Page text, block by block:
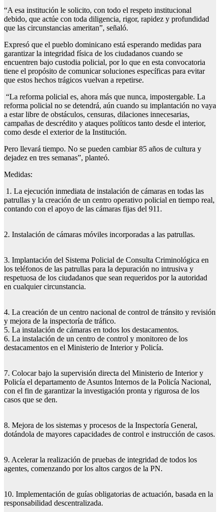
“A esa institución le solicito, con todo el respeto institucional
debido, que actúe con toda diligencia, rigor, rapidez y profundidad
que las circunstancias ameritan”, señaló.
Expresó que el pueblo dominicano está esperando medidas para
garantizar la integridad física de los ciudadanos cuando se
encuentren bajo custodia policial, por lo que en esta convocatoria
tiene el propósito de comunicar soluciones específicas para evitar
que estos hechos trágicos vuelvan a repetirse.
“La reforma policial es, ahora más que nunca, impostergable. La
reforma policial no se detendrá, aún cuando su implantación no vaya
a estar libre de obstáculos, censuras, dilaciones innecesarias,
campañas de descrédito y ataques políticos tanto desde el interior,
como desde el exterior de la Institución.
Pero llevará tiempo. No se pueden cambiar 85 años de cultura y
dejadez en tres semanas”, planteó.
Medidas:
1. La ejecución inmediata de instalación de cámaras en todas las
patrullas y la creación de un centro operativo policial en tiempo real,
contando con el apoyo de las cámaras fijas del 911.
2. Instalación de cámaras móviles incorporadas a las patrullas.
3. Implantación del Sistema Policial de Consulta Criminológica en
los teléfonos de las patrullas para la depuración no intrusiva y
respetuosa de los ciudadanos que sean requeridos por la autoridad
en cualquier circunstancia.
4. La creación de un centro nacional de control de tránsito y revisión
y mejora de la inspectoría de tráfico.
5. La instalación de cámaras en todos los destacamentos.
6. La instalación de un centro de control y monitoreo de los
destacamentos en el Ministerio de Interior y Policía.
7. Colocar bajo la supervisión directa del Ministerio de Interior y
Policía el departamento de Asuntos Internos de la Policía Nacional,
con el fin de garantizar la investigación pronta y rigurosa de los
casos que se den.
8. Mejora de los sistemas y procesos de la Inspectoría General,
dotándola de mayores capacidades de control e instrucción de casos.
9. Acelerar la realización de pruebas de integridad de todos los
agentes, comenzando por los altos cargos de la PN.
10. Implementación de guías obligatorias de actuación, basada en la
responsabilidad descentralizada.